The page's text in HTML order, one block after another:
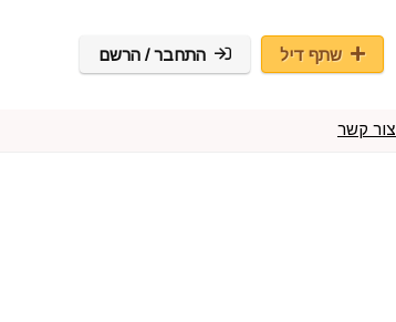
שתף דיל התחבר / הרשם
צור קשר